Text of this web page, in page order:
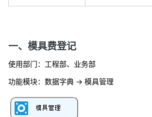
一、模具费登记
使用部门：工程部、业务部
功能模块：数据字典 -> 模具管理